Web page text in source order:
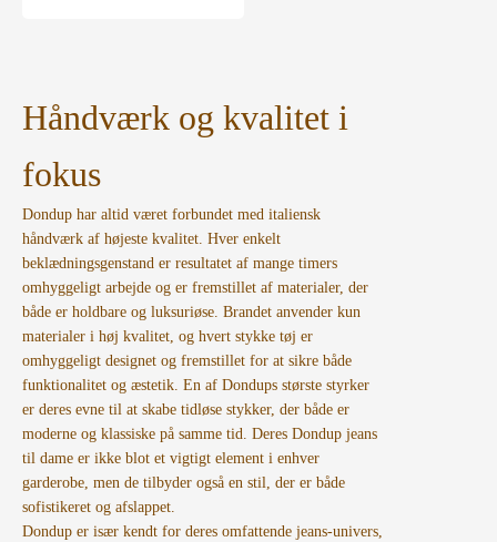
Håndværk og kvalitet i
fokus
Dondup har altid været forbundet med italiensk
håndværk af højeste kvalitet. Hver enkelt
beklædningsgenstand er resultatet af mange timers
omhyggeligt arbejde og er fremstillet af materialer, der
både er holdbare og luksuriøse. Brandet anvender kun
materialer i høj kvalitet, og hvert stykke tøj er
omhyggeligt designet og fremstillet for at sikre både
funktionalitet og æstetik. En af Dondups største styrker
er deres evne til at skabe tidløse stykker, der både er
moderne og klassiske på samme tid. Deres Dondup jeans
til dame er ikke blot et vigtigt element i enhver
garderobe, men de tilbyder også en stil, der er både
sofistikeret og afslappet.
Dondup er især kendt for deres omfattende jeans-univers,